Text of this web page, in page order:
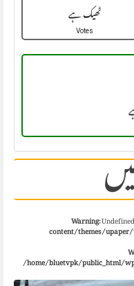
ٹھیک ہے
Votes
Warning:
content/themes/
/home/bluetvpk/public_html/